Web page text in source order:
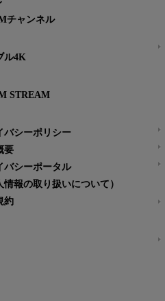
チャンネル
ル4K
STREAM
バシーポリシー
要
バシーポータル
情報の取り扱いについて）
約